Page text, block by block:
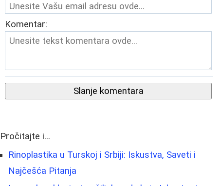
Komentar:
Slanje komentara
Pročitajte i...
Rinoplastika u Turskoj i Srbiji: Iskustva, Saveti i
Najčešća Pitanja